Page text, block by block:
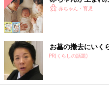
赤ちゃん・育児
お墓の撤去にいく
PR(くらしの話題)